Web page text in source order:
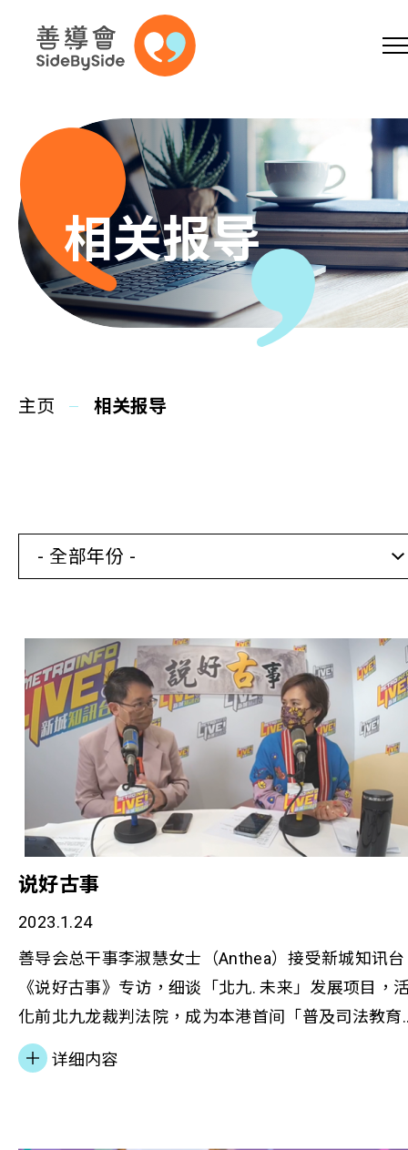
跳到内容（按回车键）
A A A EN
主页
同你讲故事
相关报导
关于本会
联络我们
相关报导
主页 相关报导
- 全部年份 -
说好古事
2023.1.24
善导会总干事李淑慧女士（Anthea）接受新城知讯台
《说好古事》专访，细谈「北九. 未来」发展项目，
化前北九龙裁判法院，成为本港首间「普及司法教育
中心」，当中分享活化计划特色、财务计划、合作伙
伴、预计成效等，让公众了解更多项目内容。 若想
详细内容